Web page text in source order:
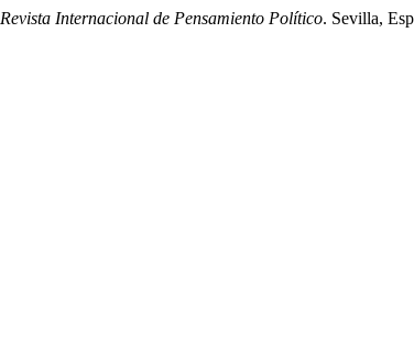
Revista Internacional de Pensamiento Político. Sevilla,